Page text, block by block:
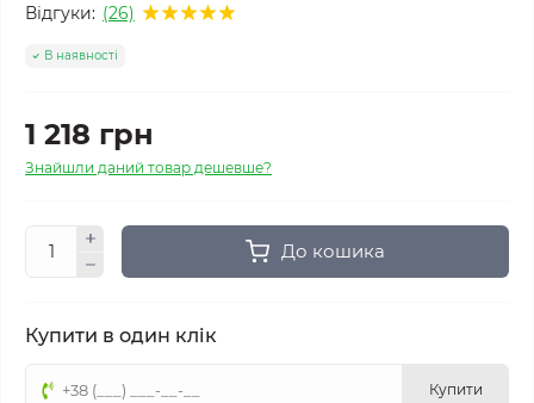
Відгуки: (26)
В наявності
1 218 грн
Знайшли даний товар дешевше?
До кошика
Купити в один клік
Купити